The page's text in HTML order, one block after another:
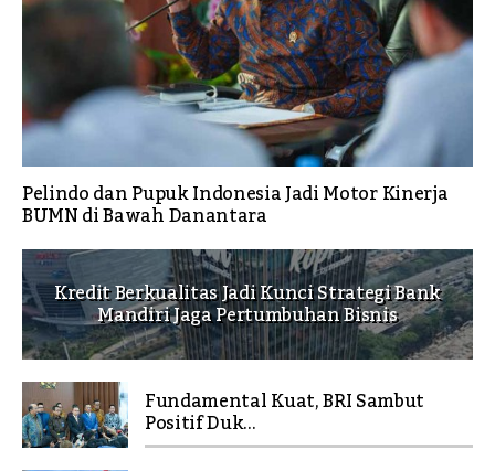
Pelindo dan Pupuk Indonesia Jadi Motor Kinerja
BUMN di Bawah Danantara
Kredit Berkualitas Jadi Kunci Strategi Bank
Mandiri Jaga Pertumbuhan Bisnis
Fundamental Kuat, BRI Sambut
Positif Duk...